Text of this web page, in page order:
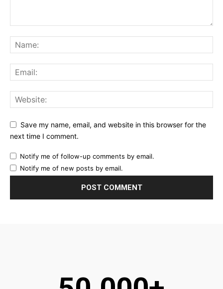
Save my name, email, and website in this browser for the
next time I comment.
Notify me of follow-up comments by email.
Notify me of new posts by email.